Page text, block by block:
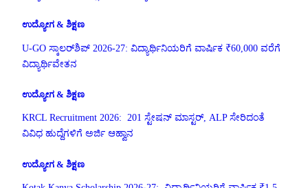
ಉದ್ಯೋಗ & ಶಿಕ್ಷಣ
U-GO ಸ್ಕಾಲರ್‌ಶಿಪ್ 2026-27: ವಿದ್ಯಾರ್ಥಿನಿಯರಿಗೆ ವಾರ್ಷಿಕ ₹60,000 ವರೆಗೆ
ವಿದ್ಯಾರ್ಥಿವೇತನ
ಉದ್ಯೋಗ & ಶಿಕ್ಷಣ
KRCL Recruitment 2026: 201 ಸ್ಟೇಷನ್ ಮಾಸ್ಟರ್, ALP ಸೇರಿದಂತೆ
ವಿವಿಧ ಹುದ್ದೆಗಳಿಗೆ ಅರ್ಜಿ ಆಹ್ವಾನ
ಉದ್ಯೋಗ & ಶಿಕ್ಷಣ